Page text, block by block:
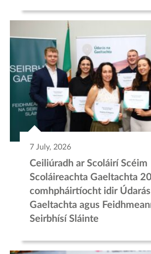
7 July, 2026
Ceiliúradh ar Scoláirí Scéim
Scoláireachta Gaeltachta
comhpháirtíocht idir
Gaeltachta agus
Seirbhísí Sláinte